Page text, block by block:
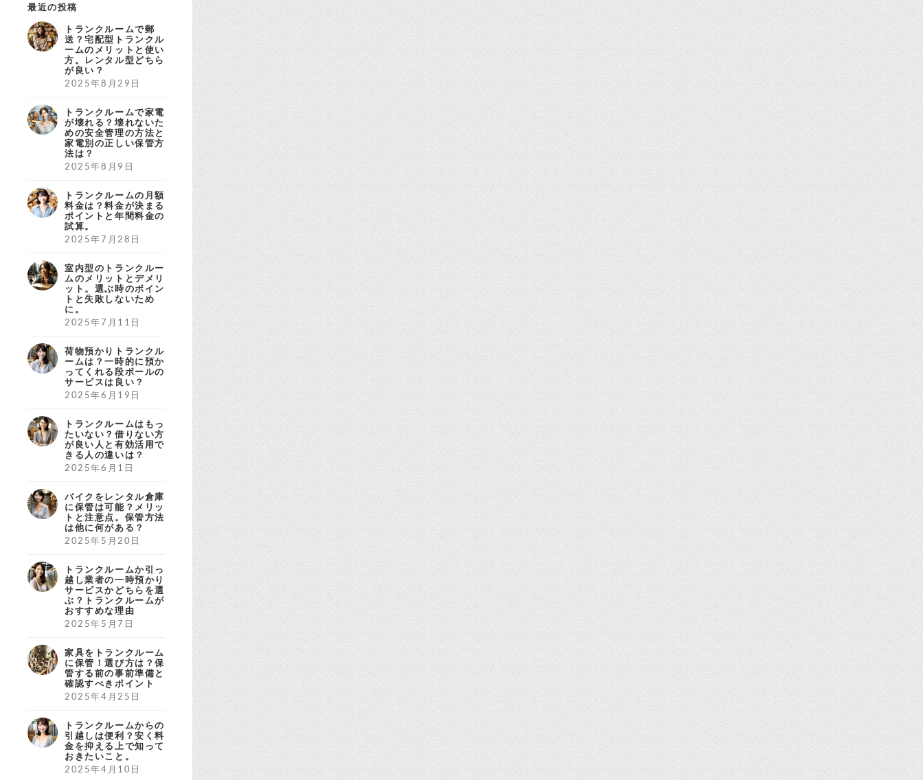
最近の投稿
トランクルームで郵
送？宅配型トランクル
ームのメリットと使い
方。レンタル型どちら
が良い？
2025年8月29日
トランクルームで家電
が壊れる？壊れないた
めの安全管理の方法と
家電別の正しい保管方
法は？
2025年8月9日
トランクルームの月額
料金は？料金が決まる
ポイントと年間料金の
試算。
2025年7月28日
室内型のトランクルー
ムのメリットとデメリ
ット。選ぶ時のポイン
トと失敗しないため
に。
2025年7月11日
荷物預かりトランクル
ームは？一時的に預か
ってくれる段ボールの
サービスは良い？
2025年6月19日
トランクルームはもっ
たいない？借りない方
が良い人と有効活用で
きる人の違いは？
2025年6月1日
バイクをレンタル倉庫
に保管は可能？メリッ
トと注意点。保管方法
は他に何がある？
2025年5月20日
トランクルームか引っ
越し業者の一時預かり
サービスかどちらを選
ぶ？トランクルームが
おすすめな理由
2025年5月7日
家具をトランクルーム
に保管！選び方は？保
管する前の事前準備と
確認すべきポイント
2025年4月25日
トランクルームからの
引越しは便利？安く料
金を抑える上で知って
おきたいこと。
2025年4月10日